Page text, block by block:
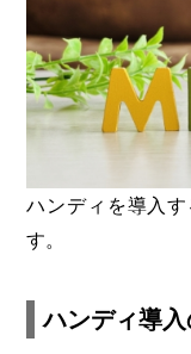
ハンディを導入
す。
ハンディ導入